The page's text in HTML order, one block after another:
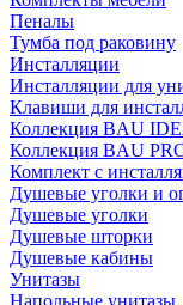
Пеналы
Тумба под раковину
Инсталляции
Инсталляции для
Клавиши для
Коллекция BAU
Коллекция BAU
Комплект с
Душевые уголки и
Душевые уголки
Душевые шторки
Душевые кабины
Унитазы
Напольные унитазы